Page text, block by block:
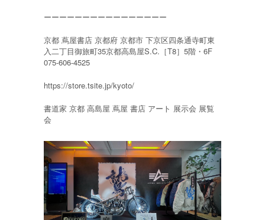
ーーーーーーーーーーーーーーーー
京都 蔦屋書店 京都府 京都市 下京区四条通寺町東
入二丁目御旅町35京都高島屋S.C.［T8］5階・6F
075-606-4525
https://store.tsite.jp/kyoto/
書道家 京都 高島屋 蔦屋 書店 アート 展示会 展覧
会